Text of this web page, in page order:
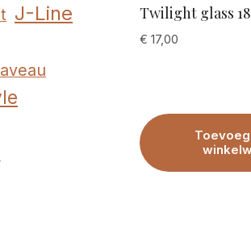
Twilight glass
€ 17,00
J-Line